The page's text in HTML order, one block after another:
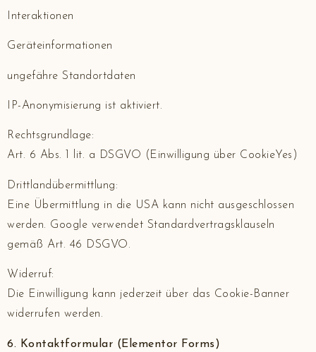
Interaktionen
Geräteinformationen
ungefähre Standortdaten
IP-Anonymisierung ist aktiviert.
Rechtsgrundlage:
Art. 6 Abs. 1 lit. a DSGVO (Einwilligung über CookieYes)
Drittlandübermittlung:
Eine Übermittlung in die USA kann nicht ausgeschlossen
werden. Google verwendet Standardvertragsklauseln
gemäß Art. 46 DSGVO.
Widerruf:
Die Einwilligung kann jederzeit über das Cookie-Banner
widerrufen werden.
6. Kontaktformular (Elementor Forms)